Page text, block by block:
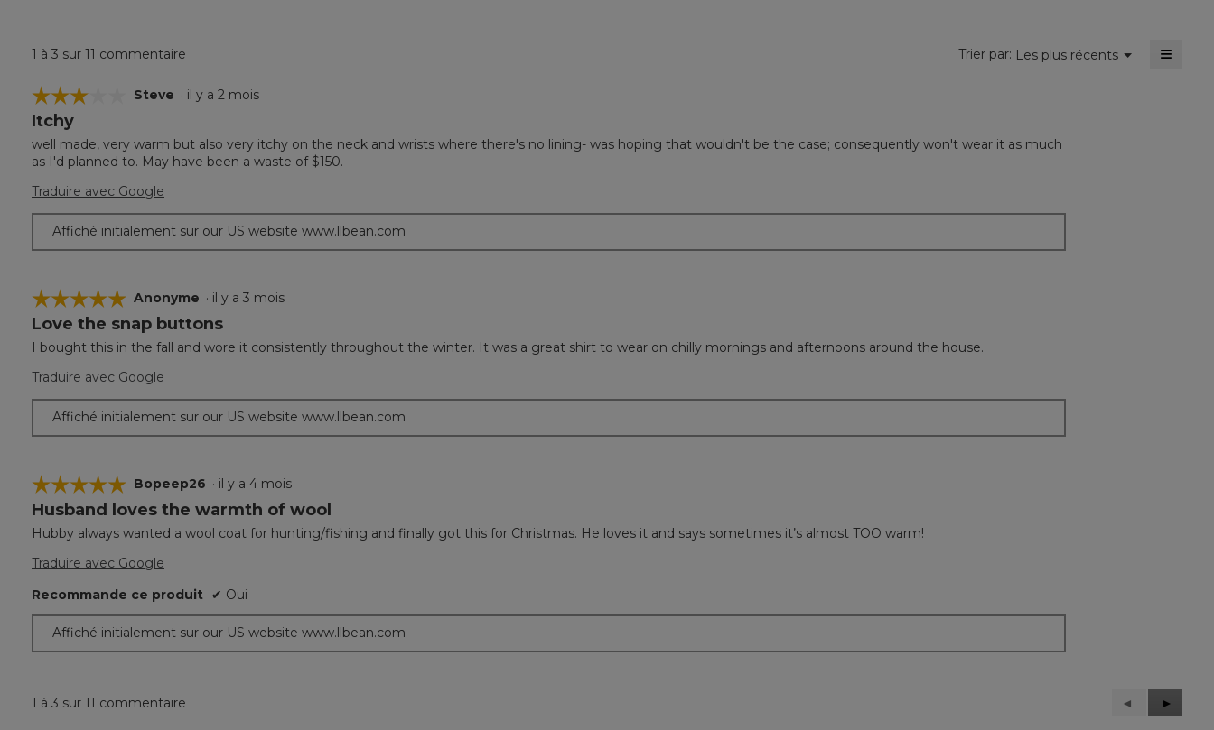
1 à 3 sur 11 commentaire Trier par: Les plus récents ▼
Menu ≡
☆☆☆☆☆
☆☆☆☆☆
3
sur
5.
Steve · il y a 2 mois
Itchy
well made, very warm but also very itchy on the neck and wrists where there's no lining- was hoping that wouldn't be the case; consequently won't wear it as much
as I'd planned to. May have been a waste of $150.
Traduire avec Google
Affiché initialement sur our US website www.llbean.com
☆☆☆☆☆
☆☆☆☆☆
5
sur
5.
Anonyme · il y a 3 mois
Love the snap buttons
I bought this in the fall and wore it consistently throughout the winter. It was a great shirt to wear on chilly mornings and afternoons around the house.
Traduire avec Google
Affiché initialement sur our US website www.llbean.com
☆☆☆☆☆
☆☆☆☆☆
5
sur
5.
Bopeep26 · il y a 4 mois
Husband loves the warmth of wool
Hubby always wanted a wool coat for hunting/fishing and finally got this for Christmas. He loves it and says sometimes it’s almost TOO warm!
Traduire avec Google
Recommande ce produit ✔ Oui
Affiché initialement sur our US website www.llbean.com
1 à 3 sur 11 commentaire
Précédent
Reviews
◄
Suivant
Reviews
►